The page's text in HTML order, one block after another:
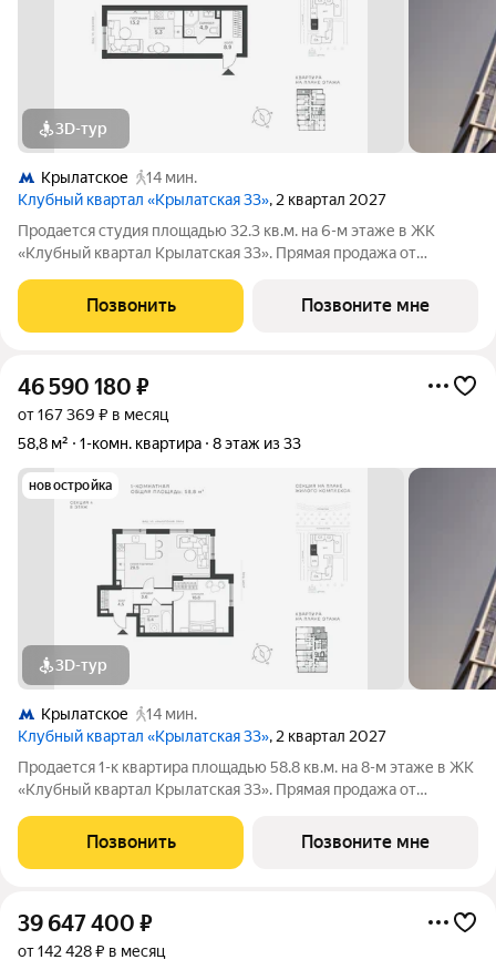
3D-тур
Крылатское
14 мин.
Клубный квартал «Крылатская 33», 2 квартал 2027
Продается студия площадью 32.3 кв.м. на 6-м этаже в ЖК
«Клубный квартал Крылатская 33». Прямая продажа от
западе Москвы от специализированного застройщика
«Сияние». Комплекс расположен всего в 15
Позвонить Позвоните мне
46 590 180 ₽
от 167 369 ₽ в месяц
58,8 м²
1-комн. квартира 8 этаж из 33
новостройка
3D-тур
Крылатское
14 мин.
Клубный квартал «Крылатская 33», 2 квартал 2027
Продается 1-к квартира площадью 58.8 кв.м. на 8-м этаже в ЖК
«Клубный квартал Крылатская 33». Прямая продажа от
западе Москвы от специализированного застройщика
«Сияние». Комплекс расположен всего
Позвонить Позвоните мне
39 647 400 ₽
от 142 428 ₽ в месяц